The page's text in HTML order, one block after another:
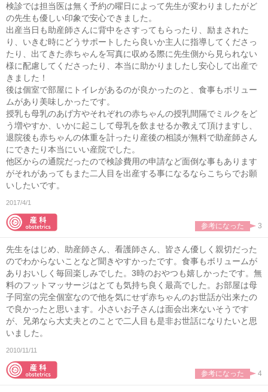
検診では担当医は無く予約の曜日によって先生が変わりましたがど
の先生も優しい印象で安心できました。
出産当日も助産師さんに背中をさすってもらったり、励まされた
り、いきむ時にどうサポートしたら良いか主人に指導してくださっ
たり、出てきた赤ちゃんを写真に収める際に先生側から見られない
様に配慮してくださったり、本当に助かりましたし安心して出産で
きました！
後は個室で部屋にトイレがあるのが良かったのと、食事もボリュー
ムがあり美味しかったです。
授乳も母乳のあげ方やそれぞれの赤ちゃんの授乳間隔でミルクをど
う増やすか、いかに起こして母乳を飲ませるか教えて頂けますし、
退院後も赤ちゃんの体重を計ったり産後の相談が無料で助産師さん
にできたり本当にいい産院でした。
他区からの通院だったので検診費用の申請など面倒な事もあります
がそれがあってもまた二人目を出産する事になるならこちらでお願
いしたいです。
2017/4/1
参考になった 3
先生をはじめ、助産師さん、看護師さん、皆さん優しく親切だった
のでわからないことなど聞きやすかったです。食事もボリュームが
ありおいしく毎回楽しみでした。3時のおやつも嬉しかったです。無
料のフットマッサージはとても気持ち良く最高でした。お部屋は母
子同室の完全個室なので他を気にせず赤ちゃんのお世話が出来たの
で良かったと思います。小さいお子さんは面会出来ないそうです
が、兄弟なら大丈夫とのことで二人目も是非お世話になりたいと思
いました。
2010/11/11
参考になった 4